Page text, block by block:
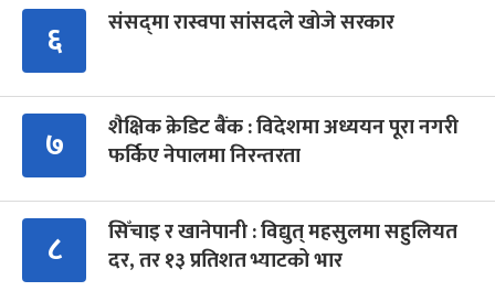
६ संसद्‍मा रास्वपा सांसदले खोजे सरकार
७
शैक्षिक क्रेडिट बैंक : विदेशमा अध्ययन पूरा नगरी
फर्किए नेपालमा निरन्तरता
८
सिँचाइ र खानेपानी : विद्युत् महसुलमा सहुलियत
दर, तर १३ प्रतिशत भ्याटको भार